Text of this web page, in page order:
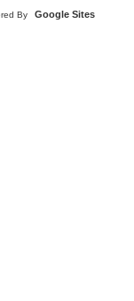
By Google Sites